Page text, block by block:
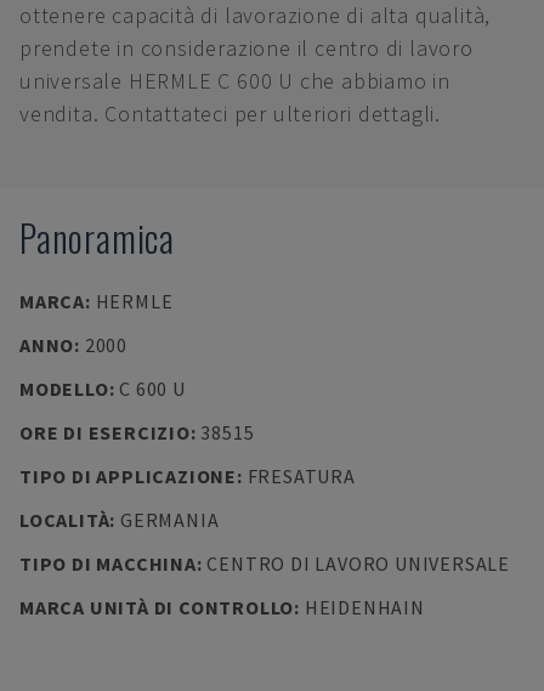
ottenere capacità di lavorazione di alta qualità,
prendete in considerazione il centro di lavoro
universale HERMLE C 600 U che abbiamo in
vendita. Contattateci per ulteriori dettagli.
Panoramica
MARCA: HERMLE
ANNO: 2000
MODELLO: C 600 U
ORE DI ESERCIZIO: 38515
TIPO DI APPLICAZIONE: FRESATURA
LOCALITÀ: GERMANIA
TIPO DI MACCHINA: CENTRO DI LAVORO UNIVERSALE
MARCA UNITÀ DI CONTROLLO: HEIDENHAIN